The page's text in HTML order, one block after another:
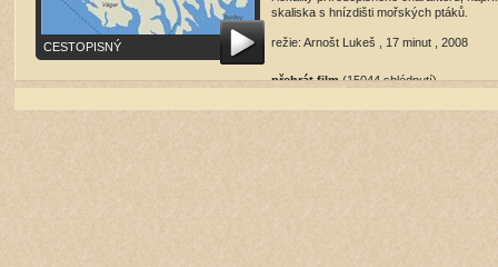
CESTOPISNÝ
skaliska s hnízdišti mořských ptáků.
režie: Arnošt Lukeš , 17 minut , 2008
přehrát film (15044 shlédnutí)